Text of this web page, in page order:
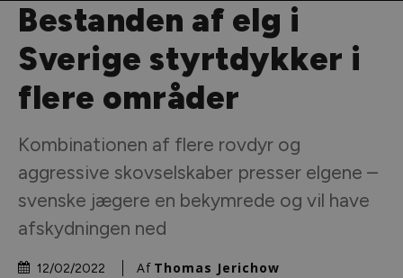
Bestanden af elg i
Sverige styrtdykker i
flere områder
Kombinationen af flere rovdyr og
aggressive skovselskaber presser elgene –
svenske jægere en bekymrede og vil have
afskydningen ned
12/02/2022 Af Thomas Jerichow